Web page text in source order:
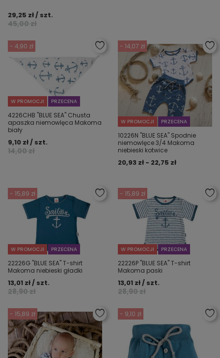
45,00 zł
29,25 zł / szt.
- 4,90 zł
W PROMOCJI PRZECENA
4226CHB "BLUE SEA" Chusta
apaszka niemowlęca Makoma
biały
14,00 zł
9,10 zł / szt.
- 14,07 zł
W PROMOCJI PRZECENA
10226N "BLUE SEA" Spodnie
niemowlęce 3/4 Makoma
niebieski kotwice
20,93 zł - 22,75 zł
- 15,89 zł
W PROMOCJI PRZECENA
22226G "BLUE SEA" T-shirt
Makoma niebieski gładki
28,90 zł
13,01 zł / szt.
- 15,89 zł
W PROMOCJI PRZECENA
22226P "BLUE SEA" T-shirt
Makoma paski
28,90 zł
13,01 zł / szt.
- 15,89 zł - 9,10 zł